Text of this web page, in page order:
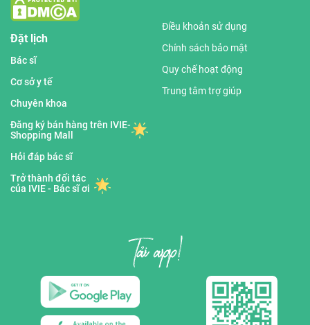
Đặt lịch
Bác sĩ
Cơ sở y tế
Chuyên khoa
Đăng ký bán hàng trên IVIE-
Shopping Mall
Hỏi đáp bác sĩ
Trở thành đối tác
của IVIE - Bác sĩ ơi
Điều khoản sử dụng
Chính sách bảo mật
Quy chế hoạt động
Trung tâm trợ giúp